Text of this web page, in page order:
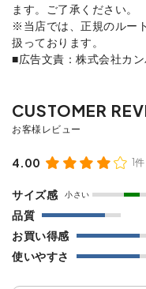
ます。ご了承ください。
※当店では、正規のルー
扱っております。
■広告文責：株式会社カン
4.00 1件
サイズ感 小さい
品質
お買い得感
使いやすさ